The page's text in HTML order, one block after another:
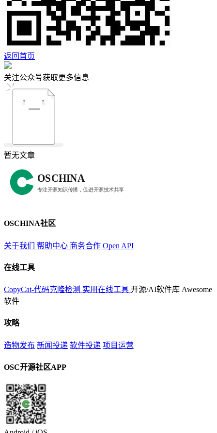
返回首页
关注公众号获取更多信息
暂无文章
OSCHINA社区
关于我们 帮助中心 商务合作 Open API
在线工具
CopyCat-代码克隆检测 实用在线工具 开源/AI软件库 Awesome
软件
攻略
造物发布 新闻投递 软件投递 项目运营
OSC开源社区APP